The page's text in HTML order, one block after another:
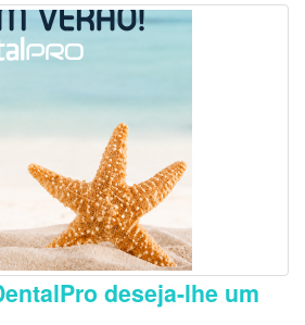
deseja-lhe um